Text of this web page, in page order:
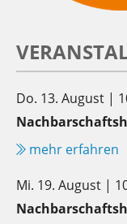
Do. 13. August |
mehr erfahren
Mi. 19. August |